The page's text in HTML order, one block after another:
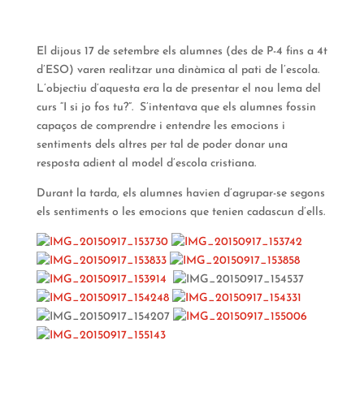
El dijous 17 de setembre els alumnes (des de P-4 fins a 4t
d’ESO) varen realitzar una dinàmica al pati de l’escola.
L’objectiu d’aquesta era la de presentar el nou lema del
curs “I si jo fos tu?”. S’intentava que els alumnes fossin
capaços de comprendre i entendre les emocions i
sentiments dels altres per tal de poder donar una
resposta adient al model d’escola cristiana.
Durant la tarda, els alumnes havien d’agrupar-se segons
els sentiments o les emocions que tenien cadascun d’ells.